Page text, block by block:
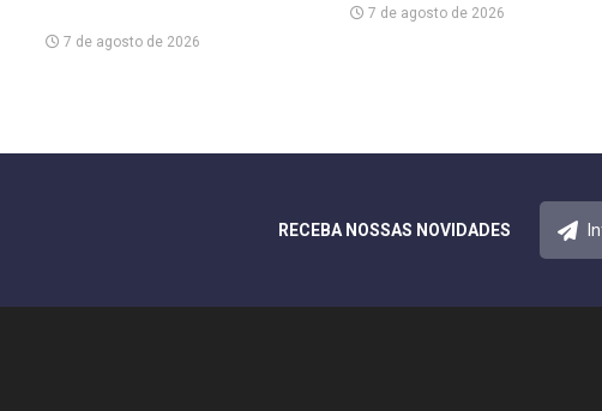
7 de agosto de 2026
7 de agosto de 2026
RECEBA NOSSAS NOVIDADES